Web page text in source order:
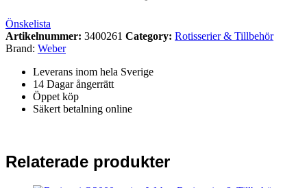
Önskelista
Artikelnummer: 3400261 Category: Rotisserier & Tillbehör
Brand: Weber
Leverans inom hela Sverige
14 Dagar ångerrätt
Öppet köp
Säkert betalning online
Relaterade produkter